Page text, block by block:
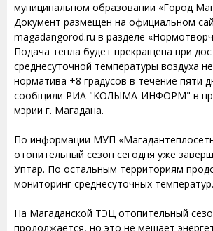
муниципальном образовании «Город
Документ размещен на официальном
magadangorod.ru в разделе
Подача тепла будет прекращена при
среднесуточной температуры воздуха
норматива +8 градусов в течение пяти
сообщили РИА "КОЛЫМА-ИНФОРМ" в
мэрии г. Магадана.
По информации МУП
отопительный сезон сегодня уже
Уптар. По остальным территориям
мониторинг среднесуточных температур.
На Магаданской ТЭЦ отопительный
продолжается, но это не мешает